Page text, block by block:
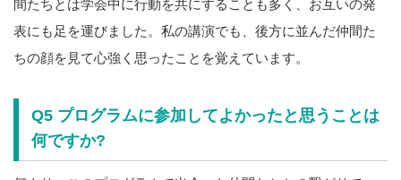
間たちとは学会中に行動を共にすることも多く、お互いの発
表にも足を運びました。私の講演でも、後方に並んだ仲間た
ちの顔を見て心強く思ったことを覚えています。
Q5 プログラムに参加してよかったと思うことは
何ですか?